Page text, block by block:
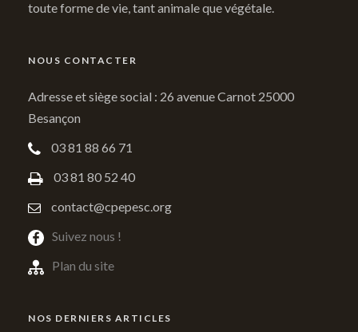
toute forme de vie, tant animale que végétale.
NOUS CONTACTER
Adresse et siège social : 26 avenue Carnot 25000
Besançon
03 81 88 66 71
03 81 80 52 40
contact@cpepesc.org
Suivez nous !
Plan du site
NOS DERNIERS ARTICLES